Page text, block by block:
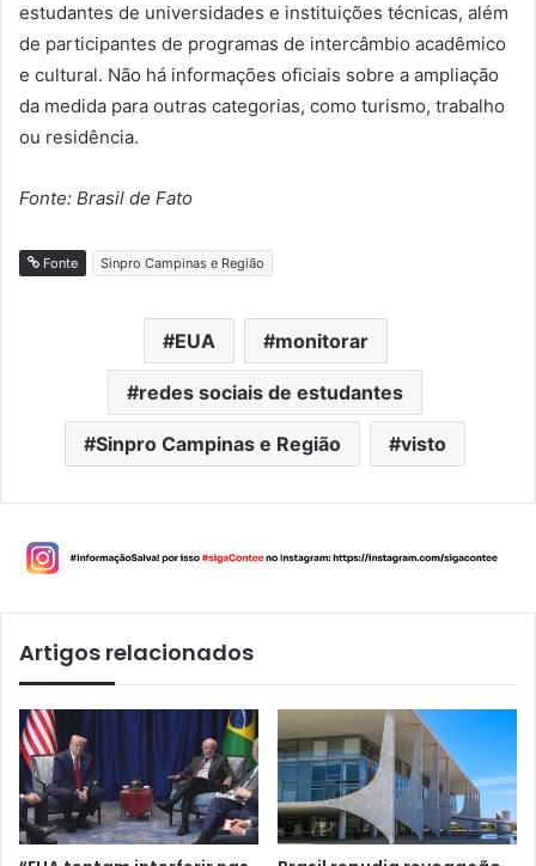
estudantes de universidades e instituições técnicas, além
de participantes de programas de intercâmbio acadêmico
e cultural. Não há informações oficiais sobre a ampliação
da medida para outras categorias, como turismo, trabalho
ou residência.
Fonte: Brasil de Fato
Fonte Sinpro Campinas e Região
EUA monitorar
redes sociais de estudantes
Sinpro Campinas e Região visto
Artigos relacionados